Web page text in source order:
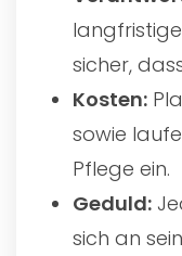
sicher,
Kosten:
sowie
Pflege ein.
Geduld:
sich an